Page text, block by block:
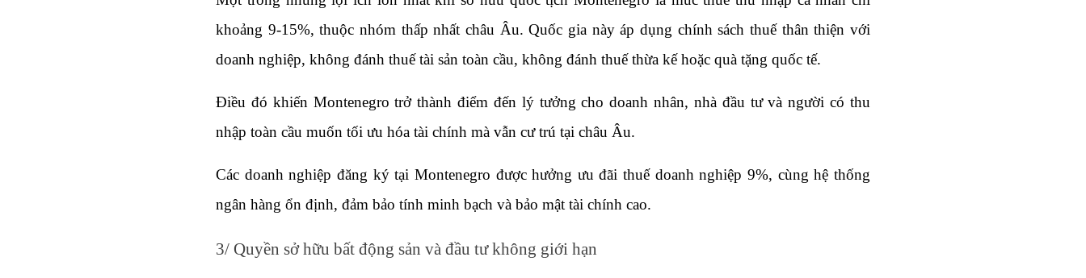
khoảng 9-15%, thuộc nhóm thấp nhất châu Âu. Quốc gia này áp dụng chính sách thuế thân thiện với
doanh nghiệp, không đánh thuế tài sản toàn cầu, không đánh thuế thừa kế hoặc quà tặng quốc tế.
Điều đó khiến Montenegro trở thành điểm đến lý tưởng cho doanh nhân, nhà đầu tư và người có thu
nhập toàn cầu muốn tối ưu hóa tài chính mà vẫn cư trú tại châu Âu.
Các doanh nghiệp đăng ký tại Montenegro được hưởng ưu đãi thuế doanh nghiệp 9%, cùng hệ thống
ngân hàng ổn định, đảm bảo tính minh bạch và bảo mật tài chính cao.
3/ Quyền sở hữu bất động sản và đầu tư không giới hạn